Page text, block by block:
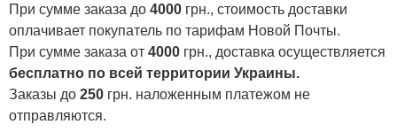
При сумме заказа до 4000 грн., стоимость доставки
оплачивает покупатель по тарифам Новой Почты.
При сумме заказа от 4000 грн., доставка осуществляется
бесплатно по всей территории Украины.
Заказы до 250 грн. наложенным платежом не
отправляются.